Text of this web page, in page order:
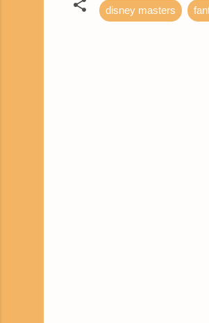
disney masters